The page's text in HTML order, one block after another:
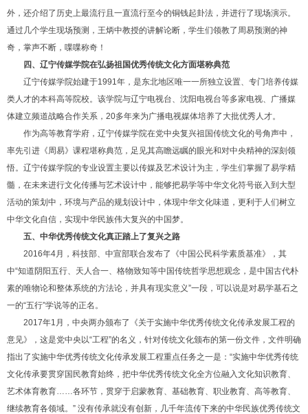
外，还介绍了历史上最流行且一直流行至今的铜钱起卦法，并进行了现场演示。
通过几个学生现场预测，王炳中教授的讲解论断，学生们领教了周易预测的神
奇，掌声不断，喋喋称奇！
四、辽宁传媒学院在弘扬祖国优秀传统文化方面堪称典范
辽宁传媒学院始建于1991年，是东北地区唯一一所独立设置、专门培养传媒
类人才的本科高等院校。该学院与辽宁电视台、沈阳电视台等多家电视、广播媒
体建立频道战略合作关系，20多年来为广播电视媒体培养了大批优秀人才。
作为高等教育学府，辽宁传媒学院在党中央复兴祖国传统文化的号角声中，
率先引进《周易》课程堪称典范，足见其高瞻远瞩的眼光和对中央精神的深刻领
悟。辽宁传媒学院的专业设置主要以传媒及艺术设计为主，学生们掌握了易学精
髓，在未来进行文化传播与艺术设计中，能够把易学等中华文化符号嵌入到大型
活动的策划中，环境与产品的规划设计中，体现中华文化味道，更利于人们树立
中华文化自信，实现中华民族伟大复兴的中国梦。
五、中华优秀传统文化真正踏上了复兴之路
2016年4月，科技部、中宣部联合发布了《中国公民科学素质基准》，其
中“知道阴阳五行、天人合一、格物致知等中国传统哲学思想观念，是中国古代朴
素的唯物论和整体系统的方法论，并具有现实意义”一段，可以说是对易学基石之
一的“五行”学说等的正名。
2017年1月，中央两办颁布了《关于实施中华优秀传统文化传承发展工程的
意见》，这是党中央以“工程”的名义，针对传统文化颁布的第一份文件，文件明确
指出了实施中华优秀传统文化传承发展工程重点任务之一是：“实施中华优秀传统
文化传承要贯穿国民教育始终，把中华优秀传统文化全方位融入文化知识教育、
艺术体育教育……各环节，贯穿于启蒙教育、基础教育、职业教育、高等教育、
继续教育各领域。” 没有传承就没有创新，几千年流传下来的中华民族优秀传统文